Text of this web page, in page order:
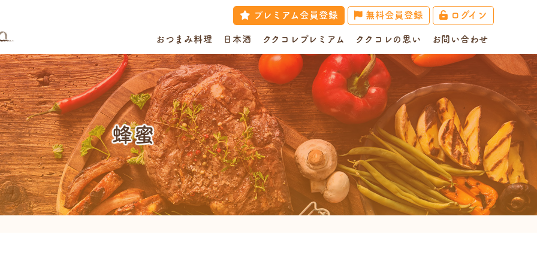
プレミアム会員登録 無料会員登録 ログイン
おつまみ料理 日本酒 ククコレプレミアム ククコレの思い お問い合わせ
蜂蜜